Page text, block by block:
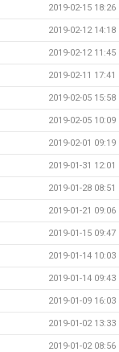
2019-02-15 18:26
2019-02-12 14:18
2019-02-12 11:45
2019-02-11 17:41
2019-02-05 15:58
2019-02-05 10:09
2019-02-01 09:19
2019-01-31 12:01
2019-01-28 08:51
2019-01-21 09:06
2019-01-15 09:47
2019-01-14 10:03
2019-01-14 09:43
2019-01-09 16:03
2019-01-02 13:33
2019-01-02 08:56